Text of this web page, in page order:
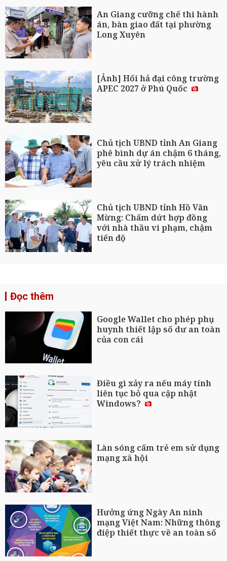
An Giang cưỡng chế thi hành
án, bàn giao đất tại phường
Long Xuyên
[Ảnh] Hối hả đại công trường
APEC 2027 ở Phú Quốc
Chủ tịch UBND tỉnh An Giang
phê bình dự án chậm 6 tháng,
yêu cầu xử lý trách nhiệm
Chủ tịch UBND tỉnh Hồ Văn
Mừng: Chấm dứt hợp đồng
với nhà thầu vi phạm, chậm
tiến độ
Đọc thêm
Google Wallet cho phép phụ
huynh thiết lập số dư an toàn
của con cái
Điều gì xảy ra nếu máy tính
liên tục bỏ qua cập nhật
Windows?
Làn sóng cấm trẻ em sử dụng
mạng xã hội
Hưởng ứng Ngày An ninh
mạng Việt Nam: Những thông
điệp thiết thực về an toàn số